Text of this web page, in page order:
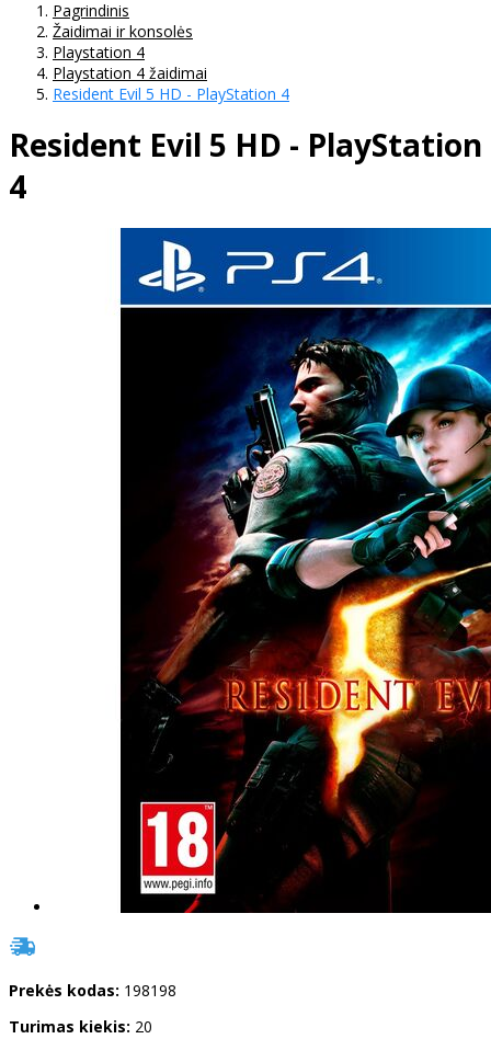
Pagrindinis
Žaidimai ir konsolės
Playstation 4
Playstation 4 žaidimai
Resident Evil 5 HD - PlayStation 4
Resident Evil 5 HD - PlayStation
4
Prekės kodas: 198198
Turimas kiekis: 20